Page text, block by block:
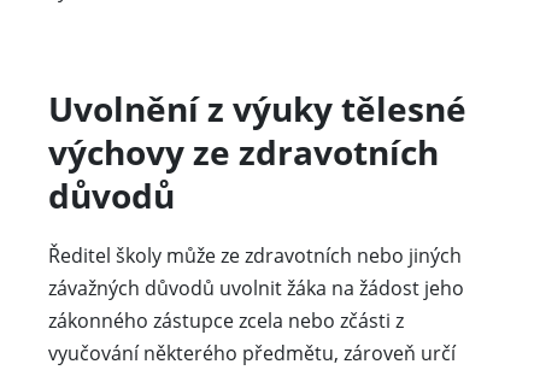
Uvolnění z výuky tělesné
výchovy ze zdravotních
důvodů
Ředitel školy může ze zdravotních nebo jiných
závažných důvodů uvolnit žáka na žádost jeho
zákonného zástupce zcela nebo zčásti z
vyučování některého předmětu, zároveň určí